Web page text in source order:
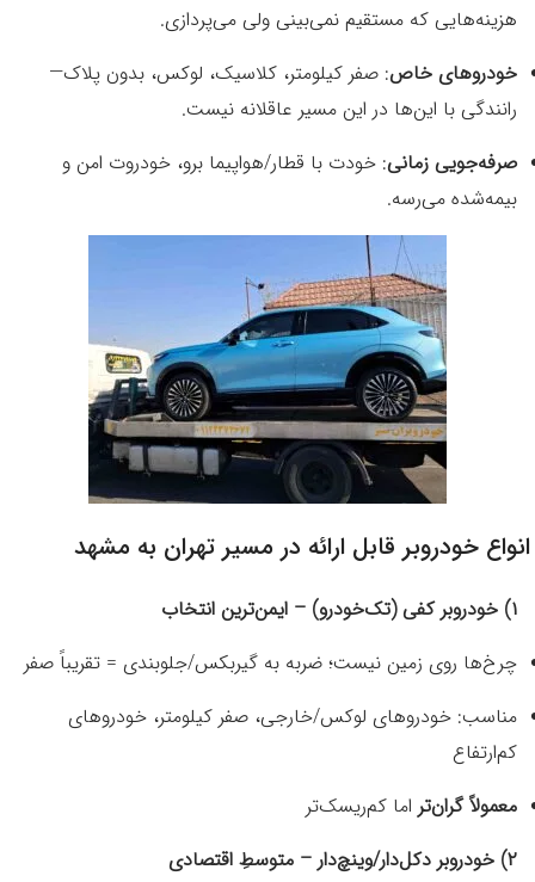
هزینه‌هایی که مستقیم نمی‌بینی ولی می‌پردازی.
خودروهای خاص: صفر کیلومتر، کلاسیک، لوکس، بدون پلاک—
رانندگی با این‌ها در این مسیر عاقلانه نیست.
صرفه‌جویی زمانی: خودت با قطار/هواپیما برو، خودروت امن و
بیمه‌شده می‌رسه.
انواع خودروبر قابل ارائه در مسیر تهران به مشهد
۱) خودروبر کفی (تک‌خودرو) – ایمن‌ترین انتخاب
چرخ‌ها روی زمین نیست؛ ضربه به گیربکس/جلوبندی = تقریباً صفر
مناسب: خودروهای لوکس/خارجی، صفر کیلومتر، خودروهای
کم‌ارتفاع
معمولاً گران‌تر اما کم‌ریسک‌تر
۲) خودروبر دکل‌دار/وینچ‌دار – متوسطِ اقتصادی